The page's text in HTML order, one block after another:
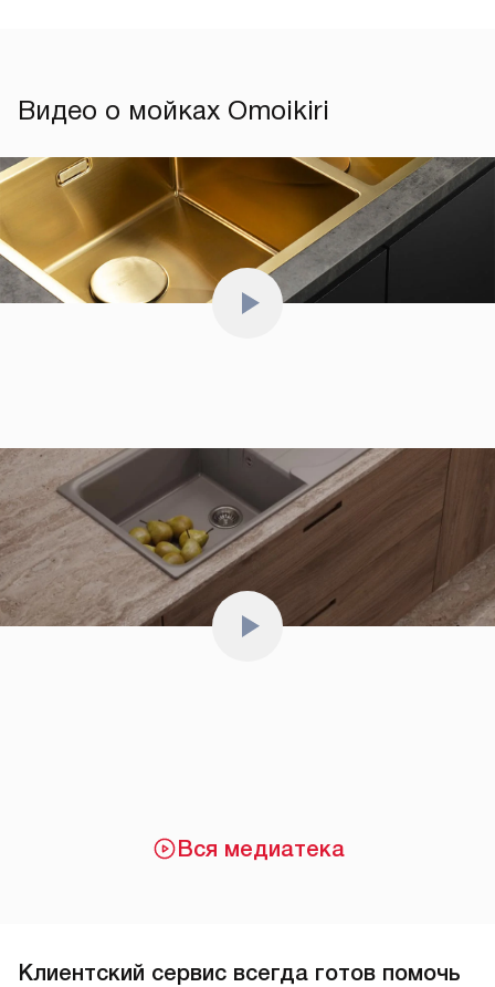
Видео о мойках Omoikiri
Вся медиатека
Клиентский сервис всегда готов помочь